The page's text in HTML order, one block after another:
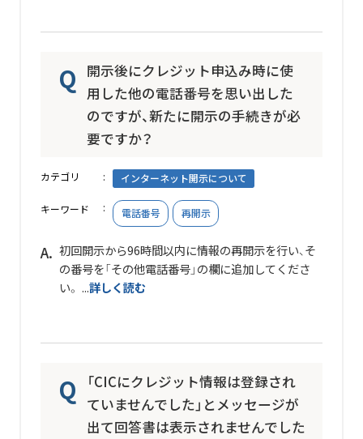
開示後にクレジット申込み時に使
用した他の電話番号を思い出した
のですが、新たに開示の手続きが必
要ですか？
カテゴリ インターネット開示について
キーワード 電話番号 再開示
初回開示から96時間以内に情報の再開示を行い、そ
の番号を「その他電話番号」の欄に追加してくださ
い。 ...詳しく読む
「CICにクレジット情報は登録され
ていませんでした」とメッセージが
出て回答書は表示されませんでした